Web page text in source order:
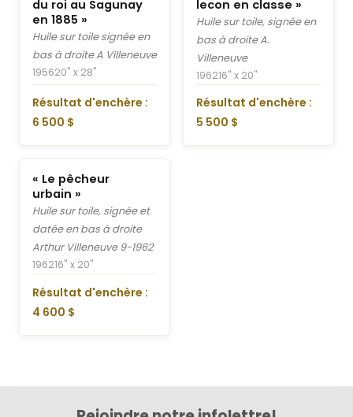
du roi au Sagunay
en 1885 »
Huile sur toile signée en
bas à droite A Villeneuve
195620" x 28"
Résultat d'enchère :
6 500 $
lecon en classe »
Huile sur toile, signée en
bas à droite A.
Villeneuve
196216" x 20"
Résultat d'enchère :
5 500 $
« Le pêcheur
urbain »
Huile sur toile, signée et
datée en bas à droite
Arthur Villeneuve 9-1962
196216" x 20"
Résultat d'enchère :
4 600 $